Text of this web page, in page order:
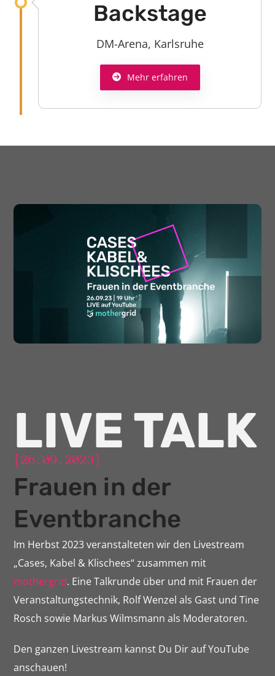
Backstage
DM-Arena, Karlsruhe
Mehr erfahren
LIVE TALK
[26.09.2023]
Frauen in der
Eventbranche
Im Herbst 2023 veranstalteten wir den Livestream
„Cases, Kabel & Klischees“ zusammen mit
mothergrid. Eine Talkrunde über und mit Frauen der
Veranstaltungstechnik, Rolf Wenzel als Gast und Tine
Rosch sowie Markus Wilmsmann als Moderatoren.
Den ganzen Livestream kannst Du Dir auf YouTube
anschauen!